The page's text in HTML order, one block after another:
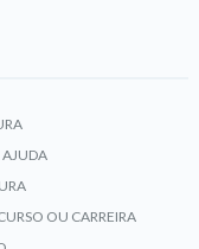
AJUDA
OU CARREIRA